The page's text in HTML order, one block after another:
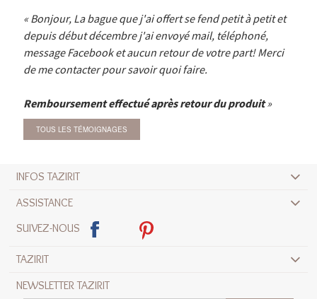
Bonjour, La bague que j'ai offert se fend petit à petit et
depuis début décembre j'ai envoyé mail, téléphoné,
message Facebook et aucun retour de votre part! Merci
de me contacter pour savoir quoi faire.
Remboursement effectué après retour du produit
TOUS LES TÉMOIGNAGES
INFOS TAZIRIT
ASSISTANCE
SUIVEZ-NOUS
TAZIRIT
NEWSLETTER TAZIRIT